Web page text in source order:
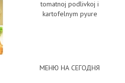
МЕНЮ НА СЕГОДНЯ